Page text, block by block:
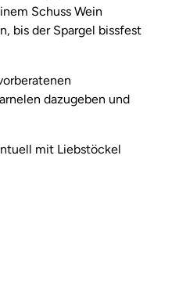
Schuss Wein
bis der Spargel bissfest
dazugeben und
mit Liebstöckel